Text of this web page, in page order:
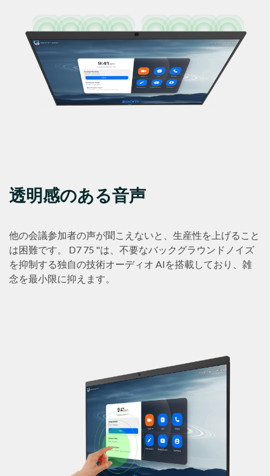
透明感のある音声
他の会議参加者の声が聞こえないと、生産性を上げること
は困難です。 D7 75 "は、不要なバックグラウンドノイズ
を抑制する独自の技術オーディオ AIを搭載しており、雑
念を最小限に抑えます。